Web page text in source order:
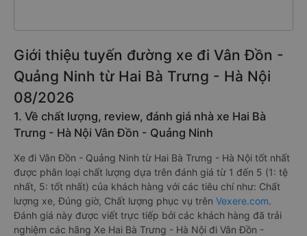
Giới thiệu tuyến đường xe đi Vân Đồn -
Quảng Ninh từ Hai Bà Trưng - Hà Nội
08/2026
1. Về chất lượng, review, đánh giá nhà xe Hai Bà
Trưng - Hà Nội Vân Đồn - Quảng Ninh
Xe đi Vân Đồn - Quảng Ninh từ Hai Bà Trưng - Hà Nội tốt nhất
được phân loại chất lượng dựa trên đánh giá từ 1 đến 5 (1: tệ
nhất, 5: tốt nhất) của khách hàng với các tiêu chí như: Chất
lượng xe, Đúng giờ, Chất lượng phục vụ trên Vexere.com.
Đánh giá này được viết trực tiếp bởi các khách hàng đã trải
nghiệm các hãng Xe Hai Bà Trưng - Hà Nội đi Vân Đồn -